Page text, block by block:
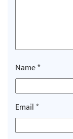
Name*
Email*